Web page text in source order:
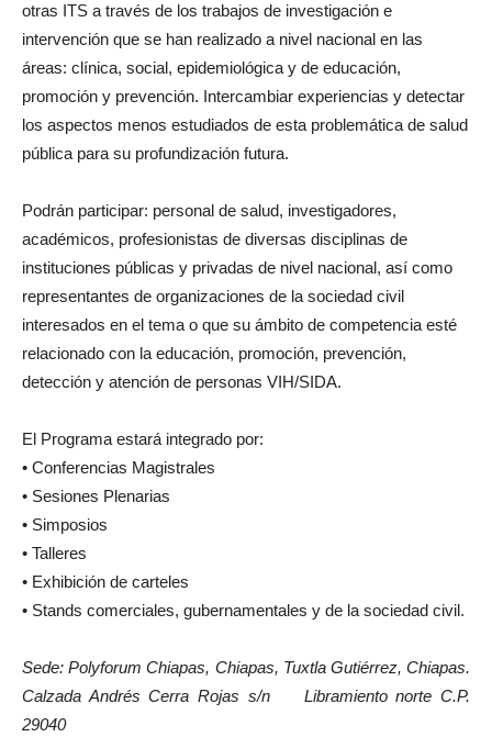
otras ITS a través de los trabajos de investigación e
intervención que se han realizado a nivel nacional en las
áreas: clínica, social, epidemiológica y de educación,
promoción y prevención. Intercambiar experiencias y detectar
los aspectos menos estudiados de esta problemática de salud
pública para su profundización futura.
Podrán participar: personal de salud, investigadores,
académicos, profesionistas de diversas disciplinas de
instituciones públicas y privadas de nivel nacional, así como
representantes de organizaciones de la sociedad civil
interesados en el tema o que su ámbito de competencia esté
relacionado con la educación, promoción, prevención,
detección y atención de personas VIH/SIDA.
El Programa estará integrado por:
• Conferencias Magistrales
• Sesiones Plenarias
• Simposios
• Talleres
• Exhibición de carteles
• Stands comerciales, gubernamentales y de la sociedad civil.
Sede: Polyforum Chiapas, Chiapas, Tuxtla Gutiérrez, Chiapas.
Calzada Andrés Cerra Rojas s/n Libramiento norte C.P.
29040